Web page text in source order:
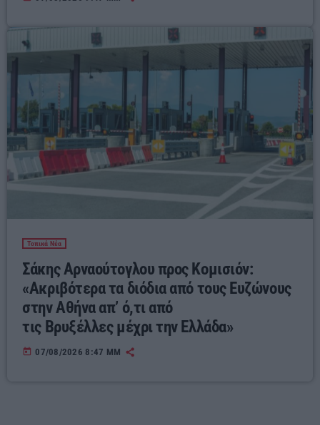
Τοπικά Νέα
Σάκης Αρναούτογλου προς Κομισιόν:
«Ακριβότερα τα διόδια από τους Ευζώνους
στην Αθήνα απ’ ό,τι από
τις Βρυξέλλες μέχρι την Ελλάδα»
today 07/08/2026 8:47 ΜΜ